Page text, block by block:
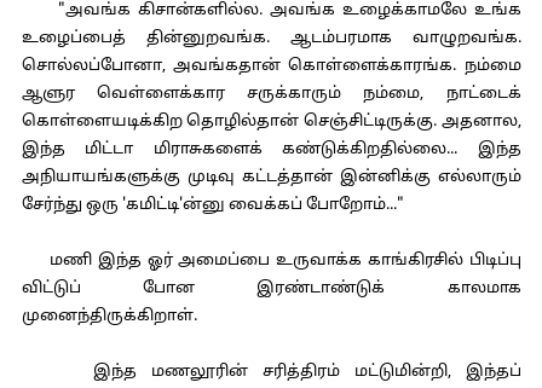
"அவங்க கிசான்களில்ல. அவங்க உழைக்காமலே உங்க
உழைப்பைத் தின்னுறவங்க. ஆடம்பரமாக வாழுறவங்க.
சொல்லப்போனா, அவங்கதான் கொள்ளைக்காரங்க. நம்மை
ஆளுர வெள்ளைக்கார சருக்காரும் நம்மை, நாட்டைக்
கொள்ளையடிக்கிற தொழில்தான் செஞ்சிட்டிருக்கு. அதனால,
இந்த மிட்டா மிராசுகளைக் கண்டுக்கிறதில்லை... இந்த
அநியாயங்களுக்கு முடிவு கட்டத்தான் இன்னிக்கு எல்லாரும்
சேர்ந்து ஒரு 'கமிட்டி'ன்னு வைக்கப் போறோம்..."
மணி இந்த ஓர் அமைப்பை உருவாக்க காங்கிரசில் பிடிப்பு
விட்டுப் போன இரண்டாண்டுக் காலமாக
முனைந்திருக்கிறாள்.
இந்த மணலூரின் சரித்திரம் மட்டுமின்றி, இந்தப்